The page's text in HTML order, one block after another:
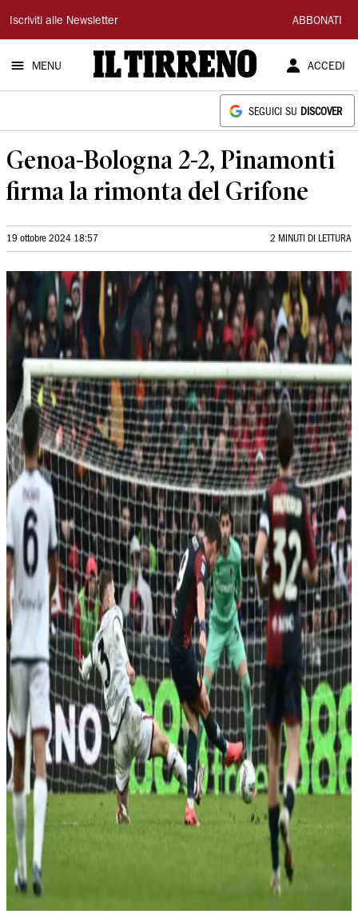
Il
Tirreno
Iscriviti alle Newsletter ABBONATI
MENU ACCEDI
SEGUICI SU DISCOVER
Genoa-Bologna 2-2, Pinamonti
firma la rimonta del Grifone
19 ottobre 2024 18:57 2 MINUTI DI LETTURA